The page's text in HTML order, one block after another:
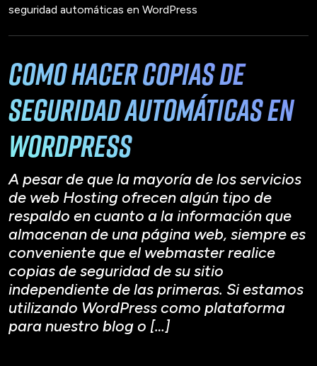
seguridad automáticas en WordPress
Como hacer copias de
seguridad automáticas en
WordPress
A pesar de que la mayoría de los servicios
de web Hosting ofrecen algún tipo de
respaldo en cuanto a la información que
almacenan de una página web, siempre es
conveniente que el webmaster realice
copias de seguridad de su sitio
independiente de las primeras. Si estamos
utilizando WordPress como plataforma
para nuestro blog o […]